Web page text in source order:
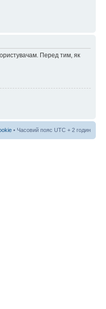
Перед тим, як
• Часовий пояс UTC + 2 годин